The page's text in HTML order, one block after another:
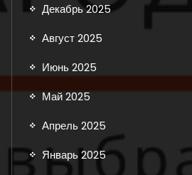
Декабрь 2025
Август 2025
Июнь 2025
Май 2025
Апрель 2025
Январь 2025